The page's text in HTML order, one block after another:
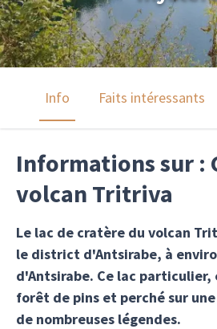
Info Faits intéressants
Informations sur :
volcan Tritriva
Le lac de cratère du volcan
le district d'Antsirabe, à
d'Antsirabe. Ce lac
forêt de pins et perché sur
de nombreuses légendes.